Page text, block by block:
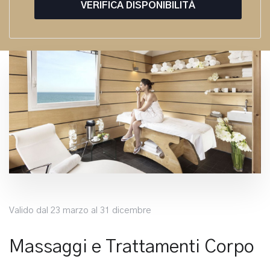
VERIFICA DISPONIBILITÀ
Valido dal 23 marzo al 31 dicembre
Massaggi e Trattamenti Corpo